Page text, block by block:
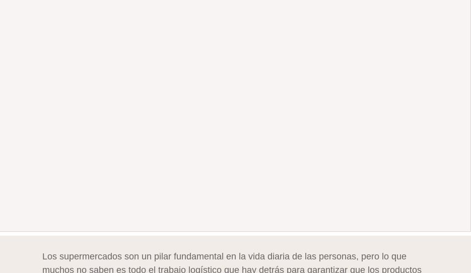
Los supermercados son un pilar fundamental en la vida diaria de las personas, pero lo que
muchos no saben es todo el trabajo logístico que hay detrás para garantizar que los productos